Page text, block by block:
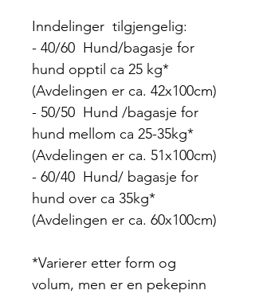
Inndelinger tilgjengelig:
- 40/60 Hund/bagasje for
hund opptil ca 25 kg*
(Avdelingen er ca. 42x100cm)
- 50/50 Hund /bagasje for
hund mellom ca 25-35kg*
(Avdelingen er ca. 51x100cm)
- 60/40 Hund/ bagasje for
hund over ca 35kg*
(Avdelingen er ca. 60x100cm)
*Varierer etter form og
volum, men er en pekepinn